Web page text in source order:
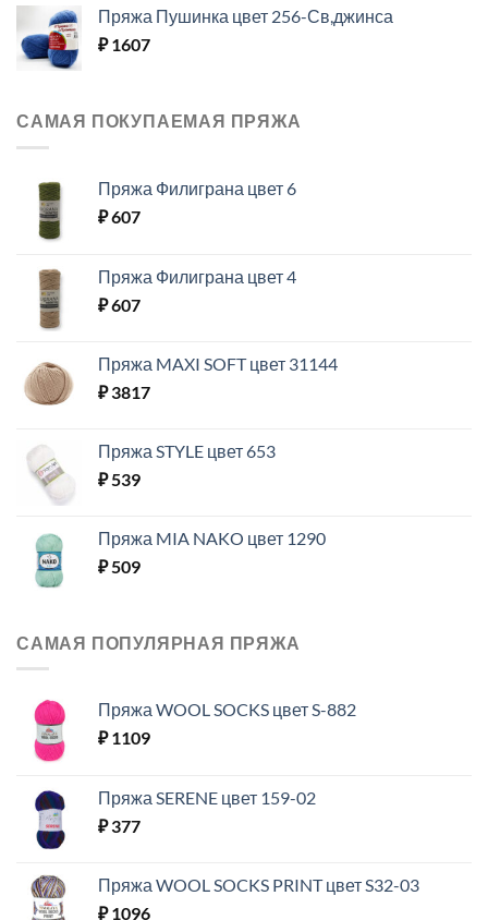
Пряжа Пушинка цвет 256-Св,джинса
₽1607
САМАЯ ПОКУПАЕМАЯ ПРЯЖА
Пряжа Филиграна цвет 6
₽607
Пряжа Филиграна цвет 4
₽607
Пряжа MAXI SOFT цвет 31144
₽3817
Пряжа STYLE цвет 653
₽539
Пряжа MIA NAKO цвет 1290
₽509
САМАЯ ПОПУЛЯРНАЯ ПРЯЖА
Пряжа WOOL SOCKS цвет S-882
₽1109
Пряжа SERENE цвет 159-02
₽377
Пряжа WOOL SOCKS PRINT цвет S32-03
₽1096